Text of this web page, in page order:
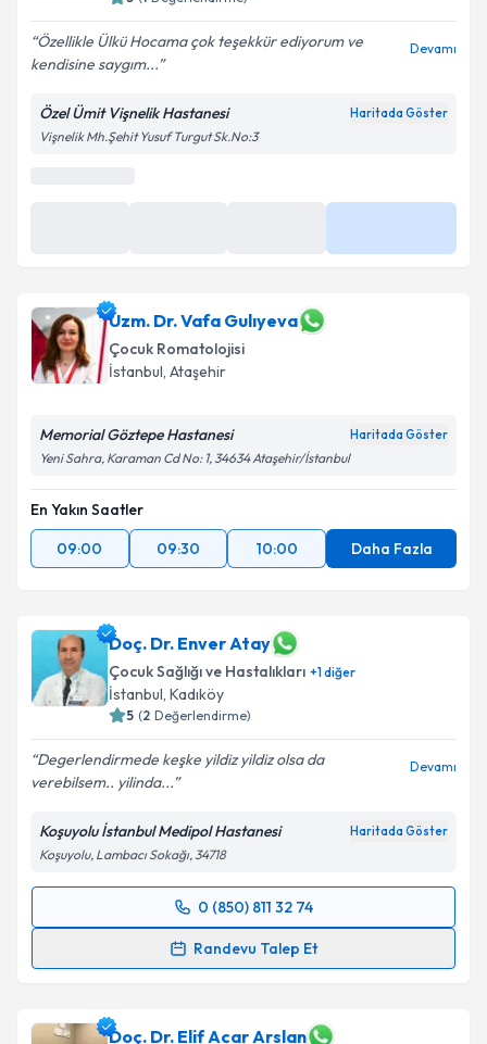
( Değerlendirme)
Özellikle Ülkü Hocama çok teşekkür ediyorum ve
kendisine saygım...
Özel Ümit Vişnelik Hastanesi
Vişnelik Mh.Şehit Yusuf Turgut Sk.No:3
Uzm. Dr. Vafa Gulıyeva
Çocuk Romatolojisi
İstanbul, Ataşehir
Memorial Göztepe Hastanesi
Yeni Sahra, Karaman Cd No: 1, 34634 Ataşehir/İstanbul
En Yakın Saatler
09:00
09:30 10:00 Daha Fazla
Doç. Dr. Enver Atay
Çocuk Sağlığı ve Hastalıkları diğer
İstanbul, Kadıköy
( Değerlendirme)
Degerlendirmede keşke yildiz yildiz olsa da
verebilsem.. yilinda...
Koşuyolu İstanbul Medipol Hastanesi
Koşuyolu, Lambacı Sokağı, 34718
0 (850) 811 32 74
Randevu Talep Et
Randevu Takvimi Talebi
oluşturun. Size bu uzmandan randevu almanız için bir